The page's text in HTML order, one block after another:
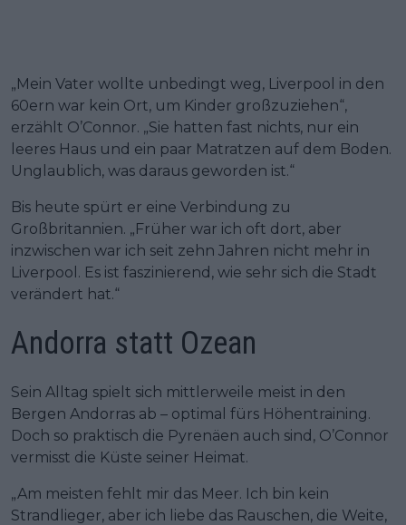
„Mein Vater wollte unbedingt weg, Liverpool in den
60ern war kein Ort, um Kinder großzuziehen“,
erzählt O’Connor. „Sie hatten fast nichts, nur ein
leeres Haus und ein paar Matratzen auf dem Boden.
Unglaublich, was daraus geworden ist.“
Bis heute spürt er eine Verbindung zu
Großbritannien. „Früher war ich oft dort, aber
inzwischen war ich seit zehn Jahren nicht mehr in
Liverpool. Es ist faszinierend, wie sehr sich die Stadt
verändert hat.“
Andorra statt Ozean
Sein Alltag spielt sich mittlerweile meist in den
Bergen Andorras ab – optimal fürs Höhentraining.
Doch so praktisch die Pyrenäen auch sind, O’Connor
vermisst die Küste seiner Heimat.
„Am meisten fehlt mir das Meer. Ich bin kein
Strandlieger, aber ich liebe das Rauschen, die Weite,